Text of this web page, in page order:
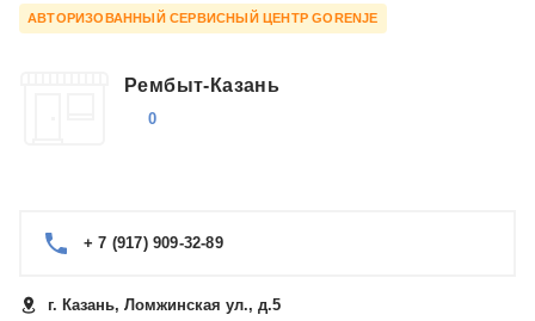
АВТОРИЗОВАННЫЙ СЕРВИСНЫЙ ЦЕНТР GORENJE
Рембыт-Казань
0
+ 7 (917) 909-32-89
г. Казань, Ломжинская ул., д.5